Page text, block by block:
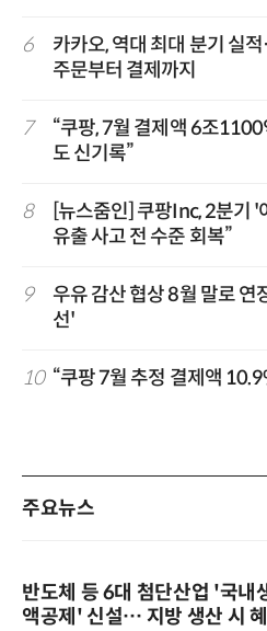
6
카카오, 역대 최대 분기 실
주문부터 결제까지
7
“쿠팡, 7월 결제액 6조
도 신기록”
8
[뉴스줌인] 쿠팡Inc, 2분기
유출 사고 전 수준 회복”
9
우유 감산 협상 8월 말로
선'
10 “쿠팡 7월 추정 결제액
주요뉴스
반도체 등 6대 첨단산업 '국내
액공제' 신설… 지방 생산 시